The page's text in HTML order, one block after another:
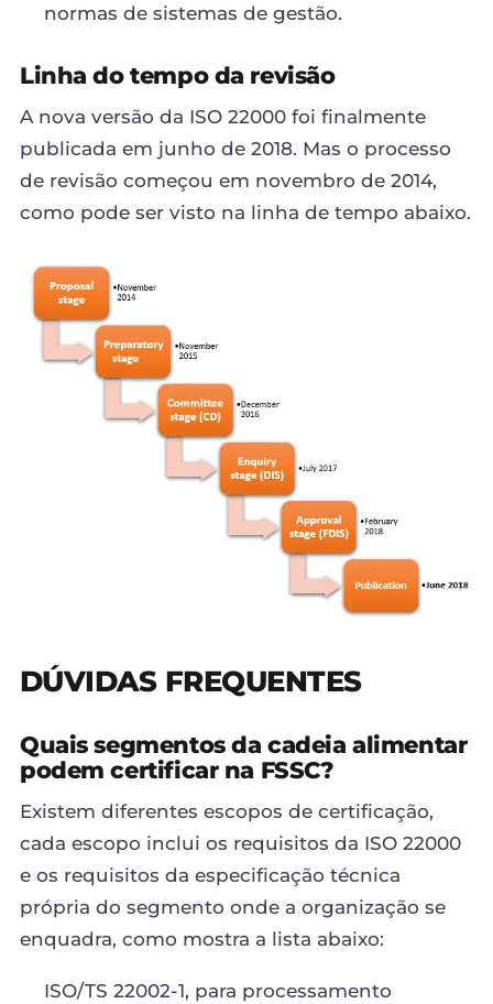
normas de sistemas de gestão.
Linha do tempo da revisão
A nova versão da ISO 22000 foi finalmente
publicada em junho de 2018. Mas o processo
de revisão começou em novembro de 2014,
como pode ser visto na linha de tempo abaixo.
DÚVIDAS FREQUENTES
Quais segmentos da cadeia alimentar
podem certificar na FSSC?
Existem diferentes escopos de certificação,
cada escopo inclui os requisitos da ISO 22000
e os requisitos da especificação técnica
própria do segmento onde a organização se
enquadra, como mostra a lista abaixo:
ISO/TS 22002-1, para processamento